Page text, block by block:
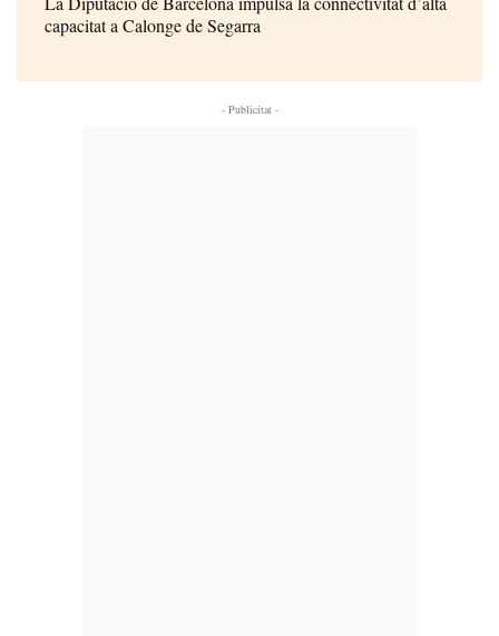
capacitat a Calonge de Segarra
- Publicitat -